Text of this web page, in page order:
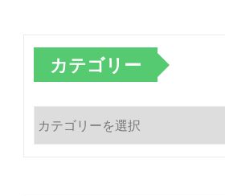
カテゴリー
テ